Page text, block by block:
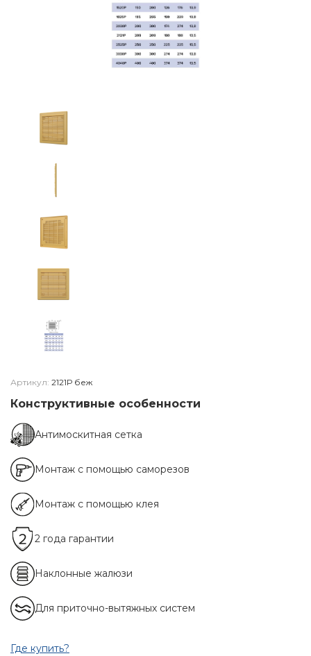
Артикул: 2121Р беж
Конструктивные особенности
Антимоскитная сетка
Монтаж с помощью саморезов
Монтаж с помощью клея
2 года гарантии
Наклонные жалюзи
Для приточно-вытяжных систем
Где купить?